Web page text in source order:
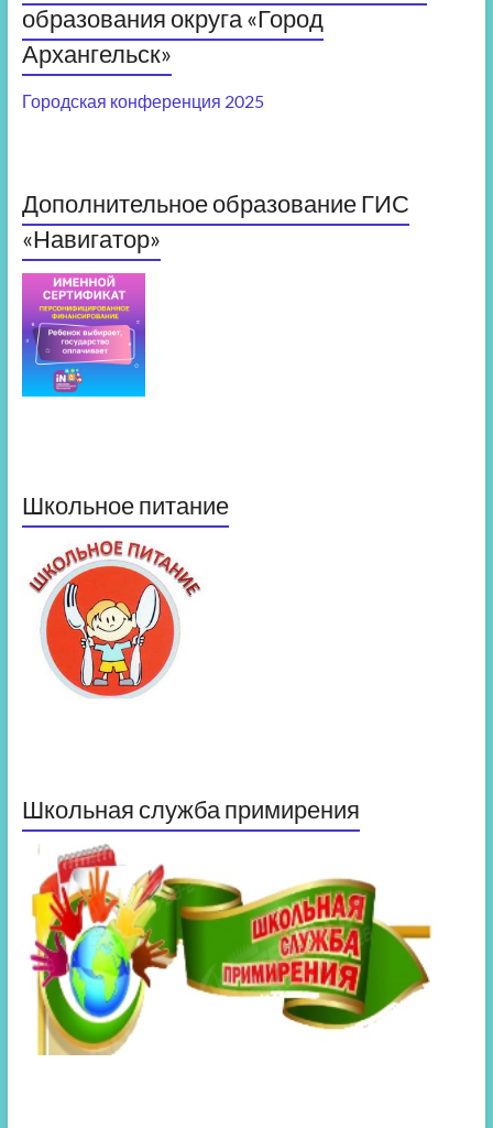
образования округа «Город
Архангельск»
Городская конференция 2025
Дополнительное образование ГИС
«Навигатор»
Школьное питание
Школьная служба примирения